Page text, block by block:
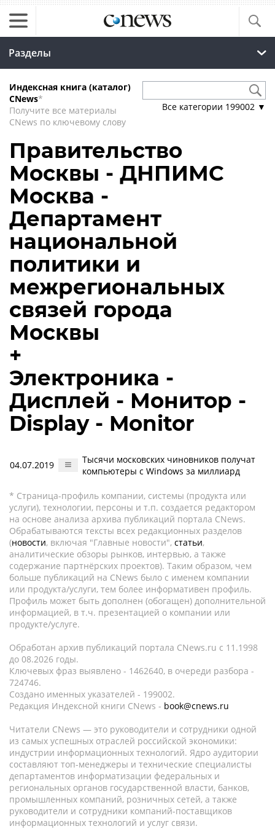
Разделы
Индексная книга (каталог)
CNews*
Получите все материалы
CNews по ключевому слову
Все категории 199002 ▼
Правительство
Москвы - ДНПИМС
Москва -
Департамент
национальной
политики и
межрегиональных
связей города
Москвы
+
Электроника -
Дисплей - Монитор -
Display - Monitor
04.07.2019
Тысячи московских чиновников получат
компьютеры с Windows за миллиард
* Страница-профиль компании, системы (продукта или
услуги), технологии, персоны и т.п. создается редактором
на основе анализа архива публикаций портала CNews.
Обрабатываются тексты всех редакционных разделов
(новости, включая "Главные новости", статьи,
аналитические обзоры рынков, интервью, а также
содержание партнёрских проектов). Таким образом, чем
больше публикаций на CNews было с именем компании
или продукта/услуги, тем более информативен профиль.
Профиль может быть дополнен (обогащен) дополнительной
информацией, в т.ч. презентацией о компании или
продукте/услуге.
Обработан архив публикаций портала CNews.ru c 11.1998
до 08.2026 годы.
Ключевых фраз выявлено - 1462640, в очереди разбора -
724746.
Создано именных указателей - 199002.
Редакция Индексной книги CNews - book@cnews.ru
Читатели CNews — это руководители и сотрудники одной
из самых успешных отраслей российской экономики:
индустрии информационных технологий. Ядро аудитории
составляют топ-менеджеры и технические специалисты
департаментов информатизации федеральных и
региональных органов государственной власти, банков,
промышленных компаний, розничных сетей, а также
руководители и сотрудники компаний-поставщиков
информационных технологий и услуг связи.